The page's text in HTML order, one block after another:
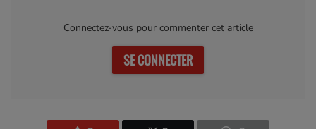
Connectez-vous pour commenter cet article
SE CONNECTER